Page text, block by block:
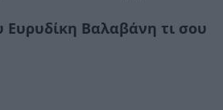
Ευρυδίκη Βαλαβάνη τι σου